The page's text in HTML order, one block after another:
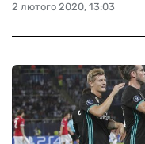
2 лютого 2020, 13:03